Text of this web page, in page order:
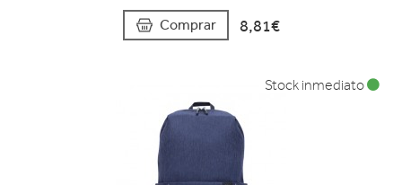
Comprar 8,81€
Stock inmediato